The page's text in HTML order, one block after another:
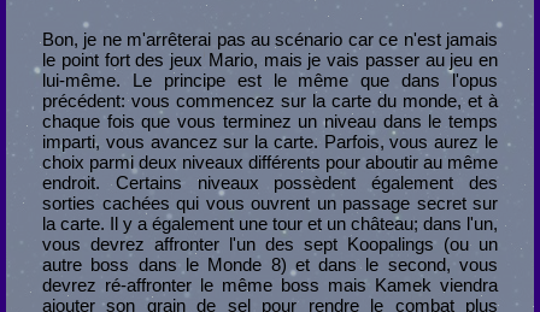
Bon, je ne m'arrêterai pas au scénario car ce n'est jamais
le point fort des jeux Mario, mais je vais passer au jeu en
lui-même. Le principe est le même que dans l'opus
précédent: vous commencez sur la carte du monde, et à
chaque fois que vous terminez un niveau dans le temps
imparti, vous avancez sur la carte. Parfois, vous aurez le
choix parmi deux niveaux différents pour aboutir au même
endroit. Certains niveaux possèdent également des
sorties cachées qui vous ouvrent un passage secret sur
la carte. Il y a également une tour et un château; dans l'un,
vous devrez affronter l'un des sept Koopalings (ou un
autre boss dans le Monde 8) et dans le second, vous
devrez ré-affronter le même boss mais Kamek viendra
ajouter son grain de sel pour rendre le combat plus